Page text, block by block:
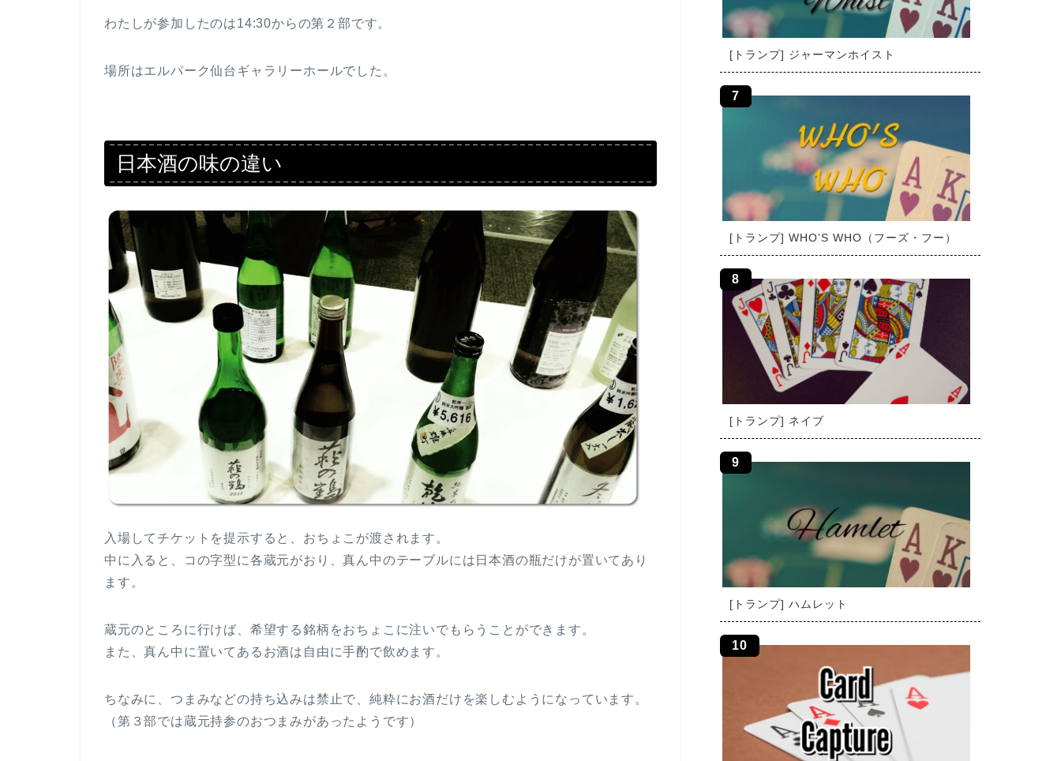
わたしが参加したのは14:30からの第２部です。
場所はエルパーク仙台ギャラリーホールでした。
日本酒の味の違い
入場してチケットを提示すると、おちょこが渡されます。
中に入ると、コの字型に各蔵元がおり、真ん中のテーブルには日本酒の瓶だけが置いてあり
ます。
蔵元のところに行けば、希望する銘柄をおちょこに注いでもらうことができます。
また、真ん中に置いてあるお酒は自由に手酌で飲めます。
ちなみに、つまみなどの持ち込みは禁止で、純粋にお酒だけを楽しむようになっています。
（第３部では蔵元持参のおつまみがあったようです）
[トランプ] ジャーマンホイスト
[トランプ] WHO’S WHO（フーズ・フー）
[トランプ] ネイブ
[トランプ] ハムレット